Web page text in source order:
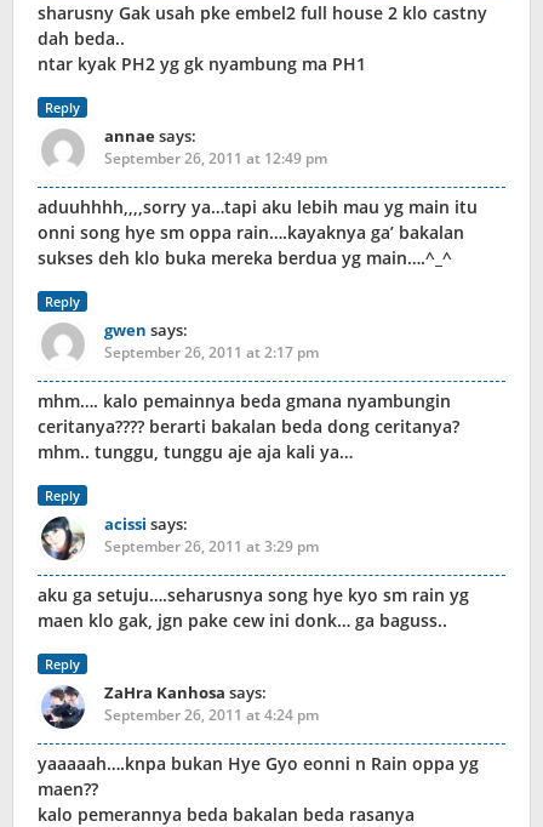
sharusny Gak usah pke embel2 full house 2 klo castny
dah beda..
ntar kyak PH2 yg gk nyambung ma PH1
Reply
annaesays:
September 26, 2011 at 12:49 pm
aduuhhhh,,,,sorry ya…tapi aku lebih mau yg main itu
onni song hye sm oppa rain….kayaknya ga’ bakalan
sukses deh klo buka mereka berdua yg main….^_^
Reply
gwen says:
September 26, 2011 at 2:17 pm
mhm…. kalo pemainnya beda gmana nyambungin
ceritanya???? berarti bakalan beda dong ceritanya?
mhm.. tunggu, tunggu aje aja kali ya…
Reply
acissi says:
September 26, 2011 at 3:29 pm
aku ga setuju….seharusnya song hye kyo sm rain yg
maen klo gak, jgn pake cew ini donk… ga baguss..
Reply
ZaHra Kanhosa says:
September 26, 2011 at 4:24 pm
yaaaaah….knpa bukan Hye Gyo eonni n Rain oppa yg
maen??
kalo pemerannya beda bakalan beda rasanya